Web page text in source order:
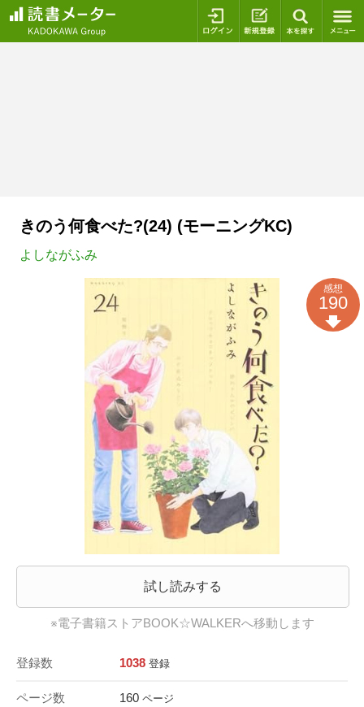
ログイン 新規登録
きのう何食べた?(24) (モーニングKC)
よしながふみ
試し読みする
※電子書籍ストアBOOK☆WALKERへ移動します
登録数 1038 登録
ページ数 160 ページ
感想
190